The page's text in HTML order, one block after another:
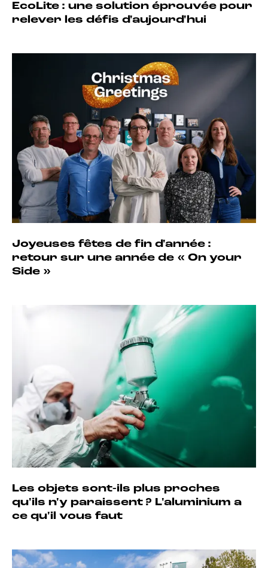
EcoLite : une solution éprouvée pour
relever les défis d'aujourd'hui
Joyeuses fêtes de fin d'année :
retour sur une année de « On your
Side »
Les objets sont-ils plus proches
qu'ils n'y paraissent ? L'aluminium a
ce qu'il vous faut